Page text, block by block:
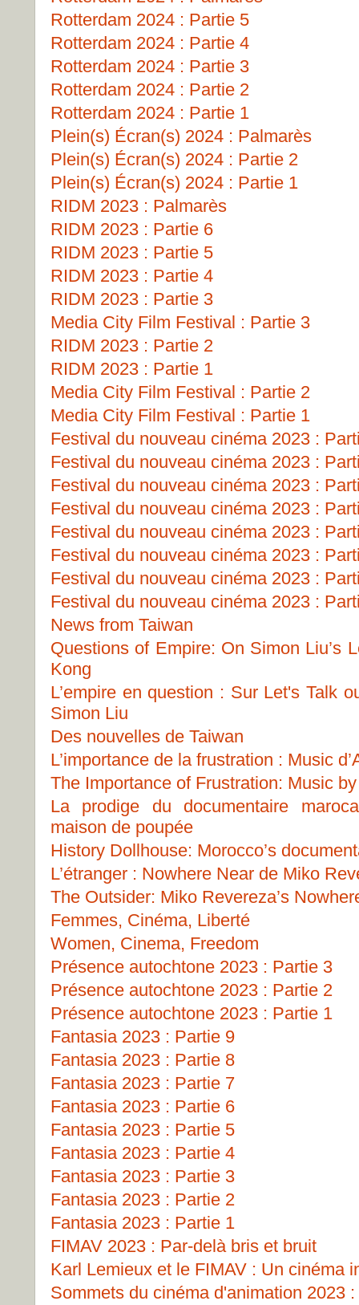
Rotterdam 2024 : Partie 5
Rotterdam 2024 : Partie 4
Rotterdam 2024 : Partie 3
Rotterdam 2024 : Partie 2
Rotterdam 2024 : Partie 1
Plein(s) Écran(s) 2024 : Palmarès
Plein(s) Écran(s) 2024 : Partie 2
Plein(s) Écran(s) 2024 : Partie 1
RIDM 2023 : Palmarès
RIDM 2023 : Partie 6
RIDM 2023 : Partie 5
RIDM 2023 : Partie 4
RIDM 2023 : Partie 3
Media City Film Festival : Partie 3
RIDM 2023 : Partie 2
RIDM 2023 : Partie 1
Media City Film Festival : Partie 2
Media City Film Festival : Partie 1
Festival du nouveau cinéma 2023 :
Festival du nouveau cinéma 2023 :
Festival du nouveau cinéma 2023 :
Festival du nouveau cinéma 2023 :
Festival du nouveau cinéma 2023 :
Festival du nouveau cinéma 2023 :
Festival du nouveau cinéma 2023 :
Festival du nouveau cinéma 2023 :
News from Taiwan
Questions of Empire: On Simon Liu’s
Kong
L’empire en question : Sur Let's Talk
Simon Liu
Des nouvelles de Taiwan
L’importance de la frustration : Music
The Importance of Frustration: Music
La prodige du documentaire
maison de poupée
History Dollhouse: Morocco’s
L’étranger : Nowhere Near de Miko
The Outsider: Miko Revereza’s
Femmes, Cinéma, Liberté
Women, Cinema, Freedom
Présence autochtone 2023 : Partie 3
Présence autochtone 2023 : Partie 2
Présence autochtone 2023 : Partie 1
Fantasia 2023 : Partie 9
Fantasia 2023 : Partie 8
Fantasia 2023 : Partie 7
Fantasia 2023 : Partie 6
Fantasia 2023 : Partie 5
Fantasia 2023 : Partie 4
Fantasia 2023 : Partie 3
Fantasia 2023 : Partie 2
Fantasia 2023 : Partie 1
FIMAV 2023 : Par-delà bris et bruit
Karl Lemieux et le FIMAV : Un cinéma
Sommets du cinéma d'animation 2023